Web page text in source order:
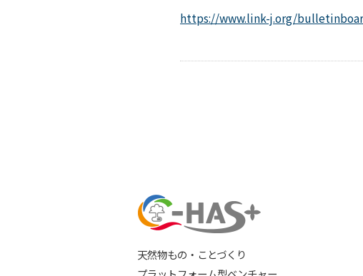
https://www.link-j.org/
天然物もの・ことづくり